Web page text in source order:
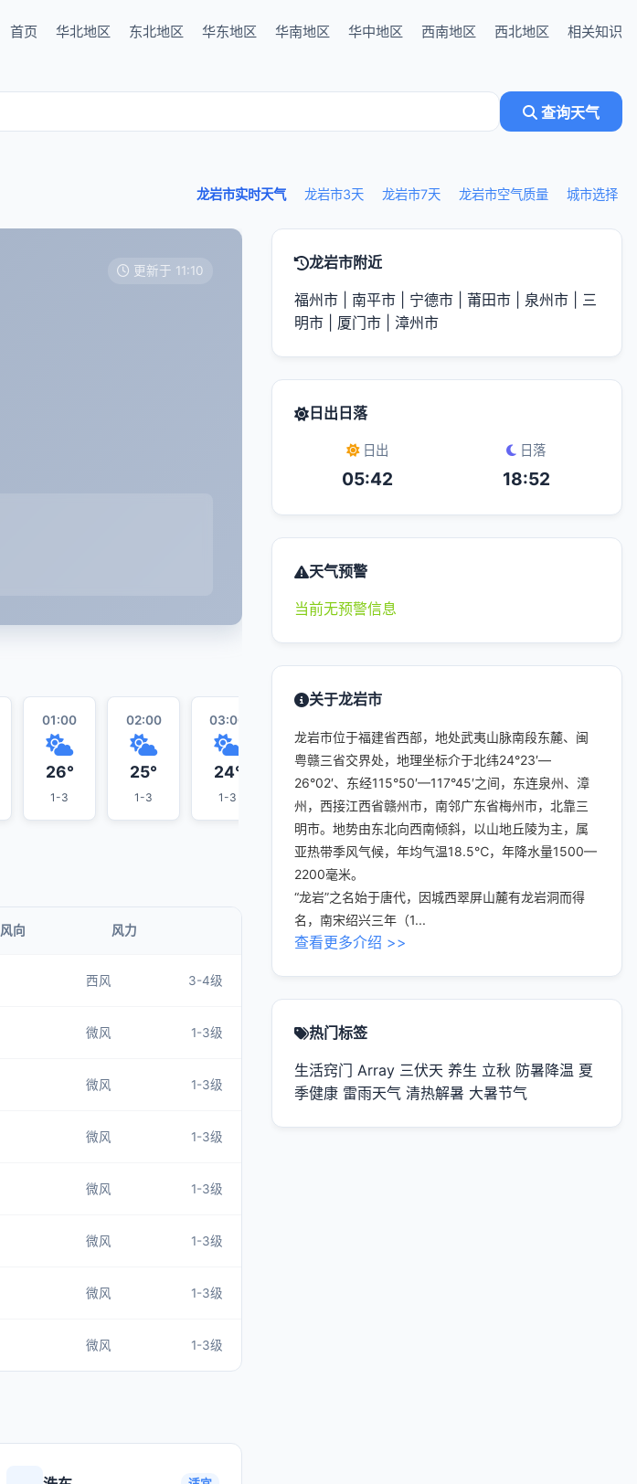
首页 华北地区 东北地区 华东地区 华南地区 华中地区 西南地区 西北地区 相关知识
查询天气
龙岩市实时天气 龙岩市3天 龙岩市7天 龙岩市空气质量 城市选择
更新于 11:10
01:00
26°
1-3
02:00
25°
1-3
03:00
24°
1-3
24°
1-3
24°
1-3
33°
1-3 1-3
风向 风力
西风 3-4级
微风 1-3级
微风 1-3级
微风 1-3级
微风 1-3级
微风 1-3级
微风 1-3级
微风 1-3级
龙岩市附近
福州市 南平市 宁德市 莆田市 泉州市
三
明市
厦门市 漳州市
日出日落
日出
05:42
日落
18:52
天气预警
当前无预警信息
关于龙岩市
龙岩市位于福建省西部，地处武夷山脉南段东麓、闽
粤赣三省交界处，地理坐标介于北纬24°23′—
26°02′、东经115°50′—117°45′之间，东连泉州、漳
州，西接江西省赣州市，南邻广东省梅州市，北靠三
明市。地势由东北向西南倾斜，以山地丘陵为主，属
亚热带季风气候，年均气温18.5℃，年降水量1500—
2200毫米。
“龙岩”之名始于唐代，因城西翠屏山麓有龙岩洞而得
名，南宋绍兴三年（1...
查看更多介绍 >>
热门标签
生活窍门 Array 三伏天 养生 立秋 防暑降温 夏
季健康 雷雨天气 清热解暑 大暑节气